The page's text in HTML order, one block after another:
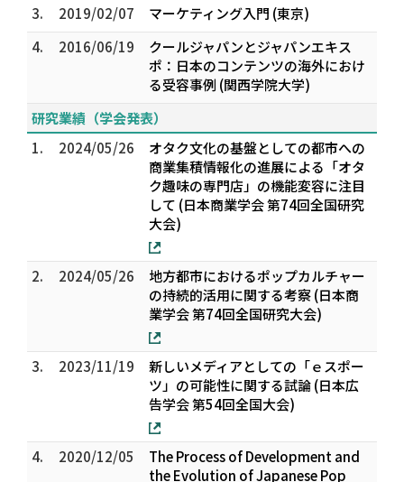
3. 2019/02/07
マーケティング入門 (東京)
4.
2016/06/19
クールジャパンとジャパンエキス
ポ：日本のコンテンツの海外におけ
る受容事例 (関西学院大学)
研究業績（学会発表）
1.
2024/05/26
オタク文化の基盤としての都市への
商業集積――情報化の進展による「オタ
ク趣味の専門店」の機能変容に注目
して (日本商業学会 第74回全国研究
大会)
2. 2024/05/26
地方都市におけるポップカルチャー
の持続的活用に関する考察 (日本商
業学会 第74回全国研究大会)
3. 2023/11/19
新しいメディアとしての「ｅスポー
ツ」の可能性に関する試論 (日本広
告学会 第54回全国大会)
4. 2020/12/05
The Process of Development and
the Evolution of Japanese Pop